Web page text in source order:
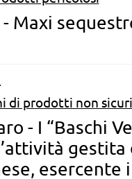
- Maxi
di prodotti non sicuri
- ​I “Baschi
esercente